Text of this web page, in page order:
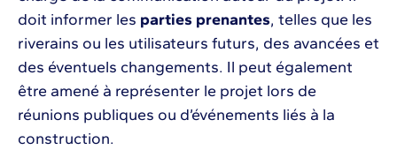
doit informer les parties prenantes, telles que les
riverains ou les utilisateurs futurs, des avancées et
des éventuels changements. Il peut également
être amené à représenter le projet lors de
réunions publiques ou d’événements liés à la
construction.